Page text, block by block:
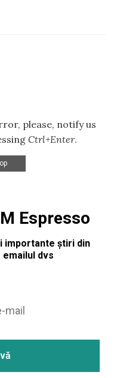
please, notify us
Ctrl+Enter.
Espresso
importante știri din
dvs